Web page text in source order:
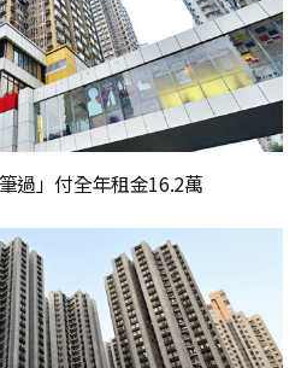
過」付全年租金16.2萬